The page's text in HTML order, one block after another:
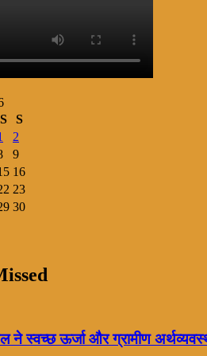
S
S
2
9
16
23
30
ने स्वच्छ ऊर्जा और ग्रामीण